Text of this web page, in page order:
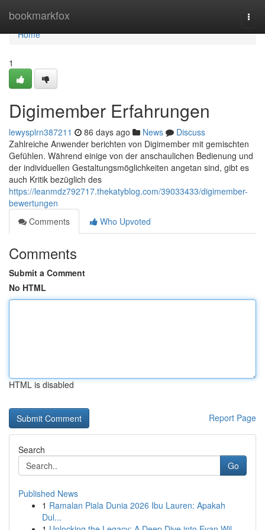
bookmarkfox
Home
Home
1
Digimember Erfahrungen
lewysplrn387211 86 days ago News
Discuss
Zahlreiche Anwender berichten von Digimember mit gemischten
Gefühlen. Während einige von der anschaulichen Bedienung und
der individuellen Gestaltungsmöglichkeiten angetan sind, gibt es
auch Kritik bezüglich des
https://leanmdz792717.thekatyblog.com/39033433/digimember-
bewertungen
Comments
Who Upvoted
Comments
Submit a Comment
No HTML
HTML is disabled
Report Page
Search
Go
Published News
1 Ramalan Piala Dunia 2026 Ibu Lauren: Apakah
Dul...